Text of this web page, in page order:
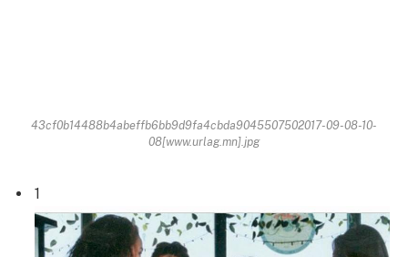
43cf0b14488b4abeffb6bb9d9fa4cbda9045507502017-09-08-10-
08[www.urlag.mn].jpg
1